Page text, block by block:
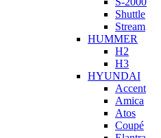
Shuttle
Stream
HUMMER
H2
H3
HYUNDAI
Accent
Amica
Atos
Coupé